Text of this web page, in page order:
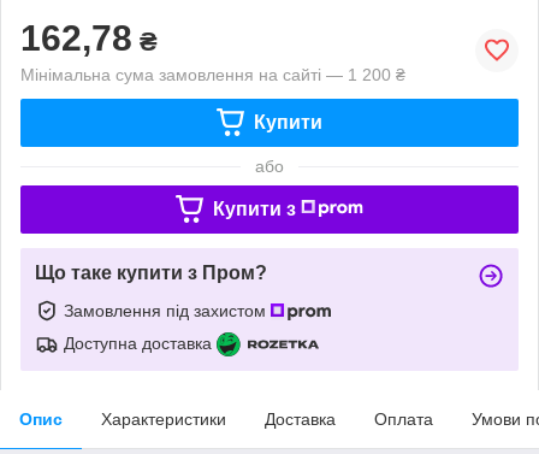
162,78 ₴
Мінімальна сума замовлення на сайті — 1 200 ₴
Купити
або
Купити з
Що таке купити з Пром?
Замовлення під захистом
Доступна доставка
Опис Характеристики Доставка Оплата Умови